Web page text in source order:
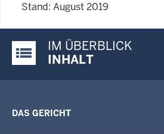
Stand: August 2019
Justiz-Portal im Überblick:
IM ÜBERBLICK
INHALT
DAS GERICHT